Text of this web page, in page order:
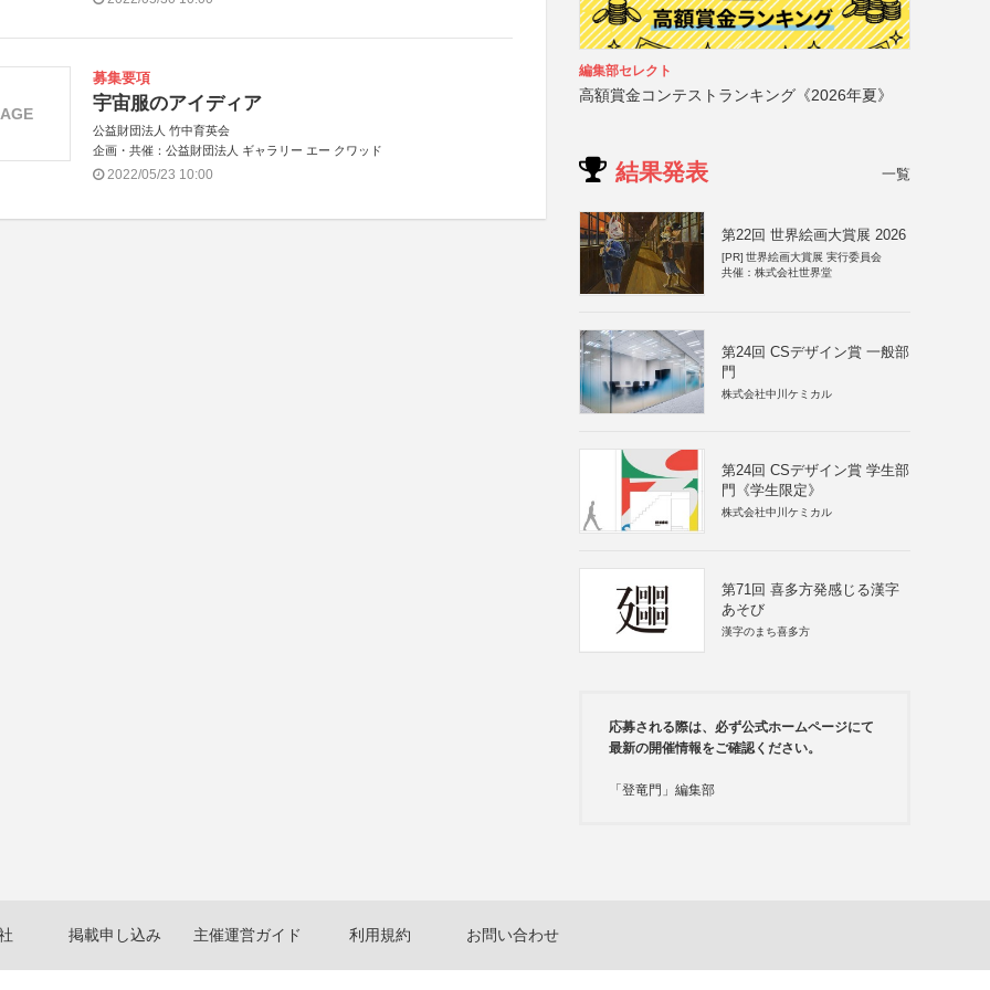
募集要項
宇宙服のアイディア
公益財団法人 竹中育英会
企画・共催：公益財団法人 ギャラリー エー クワッド
2022/05/23 10:00
編集部セレクト
高額賞金コンテストランキング《2026年夏》
結果発表 一覧
第22回 世界絵画大賞展 2026
[PR] 世界絵画大賞展 実行委員会
共催：株式会社世界堂
第24回 CSデザイン賞 一般部
門
株式会社中川ケミカル
第24回 CSデザイン賞 学生部
門《学生限定》
株式会社中川ケミカル
第71回 喜多方発感じる漢字
あそび
漢字のまち喜多方
応募される際は、必ず公式ホームページにて
最新の開催情報をご確認ください。
「登竜門」編集部
掲載申し込み 主催運営ガイド 利用規約 お問い合わせ